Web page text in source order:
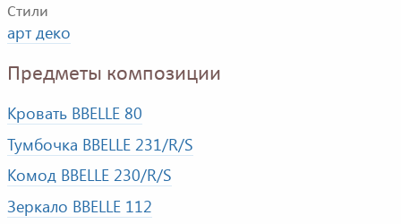
Стили
арт деко
Предметы композиции
Кровать BBELLE 80
Тумбочка BBELLE 231/R/S
Комод BBELLE 230/R/S
Зеркало BBELLE 112